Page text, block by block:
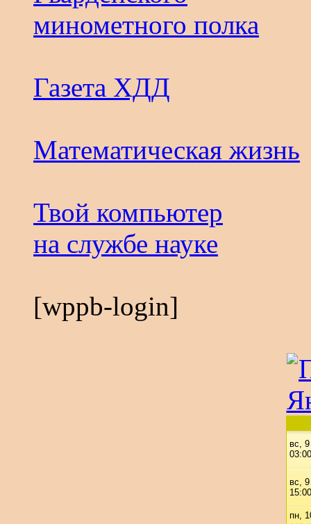
минометного полка
Газета ХДД
Математическая жизнь
Твой компьютер
на службе науке
[wppb-login]